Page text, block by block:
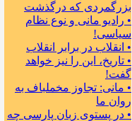
بزرگمردی که درگذشت
• رادیو مانی و نوع نظام
سیاسی!
• انقلاب در برابر انقلاب
• تاریخ، این را نیز خواهد
گفت!
• مانی: تجاوز مخملباف به
روان ما
• در پستوی زبان پارسی چه